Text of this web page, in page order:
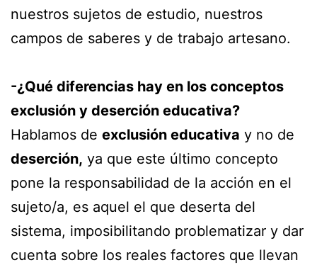
nuestros sujetos de estudio, nuestros
campos de saberes y de trabajo artesano.
-¿Qué diferencias hay en los conceptos
exclusión y deserción educativa?
Hablamos de exclusión educativa y no de
deserción, ya que este último concepto
pone la responsabilidad de la acción en el
sujeto/a, es aquel el que deserta del
sistema, imposibilitando problematizar y dar
cuenta sobre los reales factores que llevan